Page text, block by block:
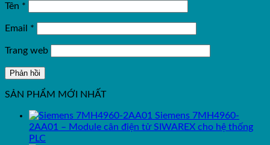
Tên *
Email *
Trang web
SẢN PHẨM MỚI NHẤT
Siemens 7MH4960-
2AA01 – Module cân điện tử SIWAREX cho hệ thống
PLC